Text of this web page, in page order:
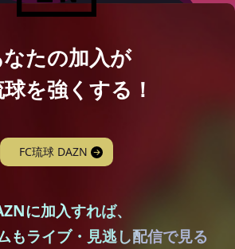
たの加入が
球を強くする！
FC琉球 DAZN
に加入すれば、
もライブ・見逃し配信で見る